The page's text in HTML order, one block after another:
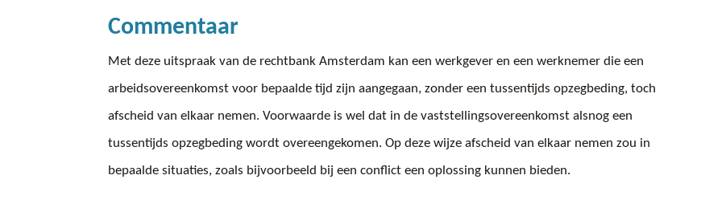
Commentaar
Met deze uitspraak van de rechtbank Amsterdam kan een werkgever en een werknemer die een
arbeidsovereenkomst voor bepaalde tijd zijn aangegaan, zonder een tussentijds opzegbeding, toch
afscheid van elkaar nemen. Voorwaarde is wel dat in de vaststellingsovereenkomst alsnog een
tussentijds opzegbeding wordt overeengekomen. Op deze wijze afscheid van elkaar nemen zou in
bepaalde situaties, zoals bijvoorbeeld bij een conflict een oplossing kunnen bieden.